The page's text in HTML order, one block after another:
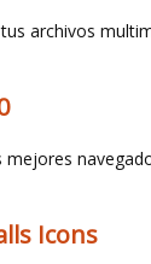
archivos
mejores
Icons